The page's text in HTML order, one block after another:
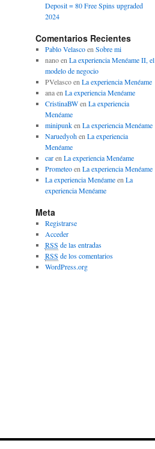
Deposit = 80 Free Spins upgraded
2024
Comentarios Recientes
Pablo Velascoen Sobre mi
nanoen La experiencia Menéame II, el
modelo de negocio
PVelascoen La experiencia Menéame
anaen La experiencia Menéame
CristinaBWen La experiencia
Menéame
minipunken La experiencia Menéame
Naruedyohen La experiencia
Menéame
caren La experiencia Menéame
Prometeoen La experiencia Menéame
La experiencia Menéameen La
experiencia Menéame
Meta
Registrarse
Acceder
RSS de las entradas
RSS de los comentarios
WordPress.org